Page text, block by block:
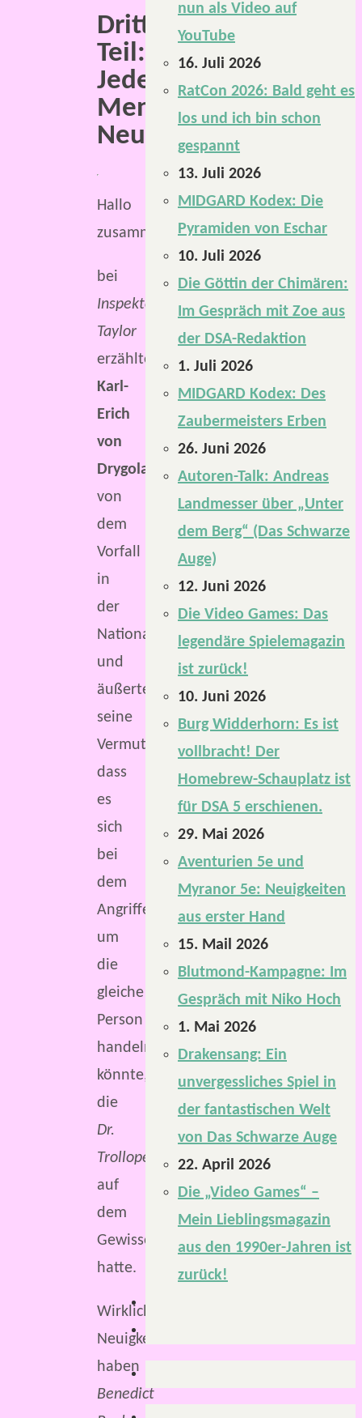
Dritter
Teil:
Jede
Menge
Neuigkeiten
Hallo
zusammen,
bei
Inspektor
Taylor
erzählte
Karl-
Erich
von
Drygolan
von
dem
Vorfall
in
der
Nationalbibliothek
und
äußerte
seine
Vermutung,
dass
es
sich
bei
dem
Angriffer
um
die
gleiche
Person
handeln
könnte,
die
Dr.
Trollope
auf
dem
Gewissen
hatte.
Wirkliche
Neuigkeiten
haben
Benedict
nun als Video auf
YouTube
16. Juli 2026
RatCon 2026: Bald geht es
los und ich bin schon
gespannt
13. Juli 2026
MIDGARD Kodex: Die
Pyramiden von Eschar
10. Juli 2026
Die Göttin der Chimären:
Im Gespräch mit Zoe aus
der DSA-Redaktion
1. Juli 2026
MIDGARD Kodex: Des
Zaubermeisters Erben
26. Juni 2026
Autoren-Talk: Andreas
Landmesser über „Unter
dem Berg“ (Das Schwarze
Auge)
12. Juni 2026
Die Video Games: Das
legendäre Spielemagazin
ist zurück!
10. Juni 2026
Burg Widderhorn: Es ist
vollbracht! Der
Homebrew-Schauplatz ist
für DSA 5 erschienen.
29. Mai 2026
Aventurien 5e und
Myranor 5e: Neuigkeiten
aus erster Hand
15. Mail 2026
Blutmond-Kampagne: Im
Gespräch mit Niko Hoch
1. Mai 2026
Drakensang: Ein
unvergessliches Spiel in
der fantastischen Welt
von Das Schwarze Auge
22. April 2026
Die „Video Games“ –
Mein Lieblingsmagazin
aus den 1990er-Jahren ist
zurück!